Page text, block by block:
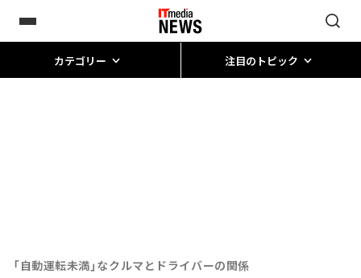
カテゴリー 注目のトピック
「自動運転未満」なクルマとドライバーの関係